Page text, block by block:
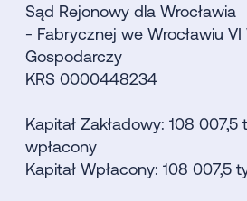
Sąd Rejonowy dla Wrocławia
- Fabrycznej we Wrocławiu VI
Gospodarczy
KRS 0000448234
Kapitał Zakładowy: 108 007,5
wpłacony
Kapitał Wpłacony: 108 007,5